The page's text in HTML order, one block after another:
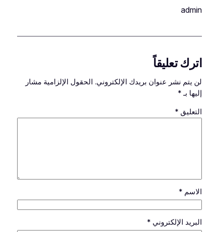
admin
اترك تعليقاً
لن يتم نشر عنوان بريدك الإلكتروني. الحقول الإلزامية مشار
إليها بـ*
التعليق *
الاسم *
البريد الإلكتروني *